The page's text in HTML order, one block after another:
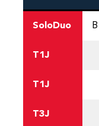
SoloDuo B
T1J
T1J
T3J